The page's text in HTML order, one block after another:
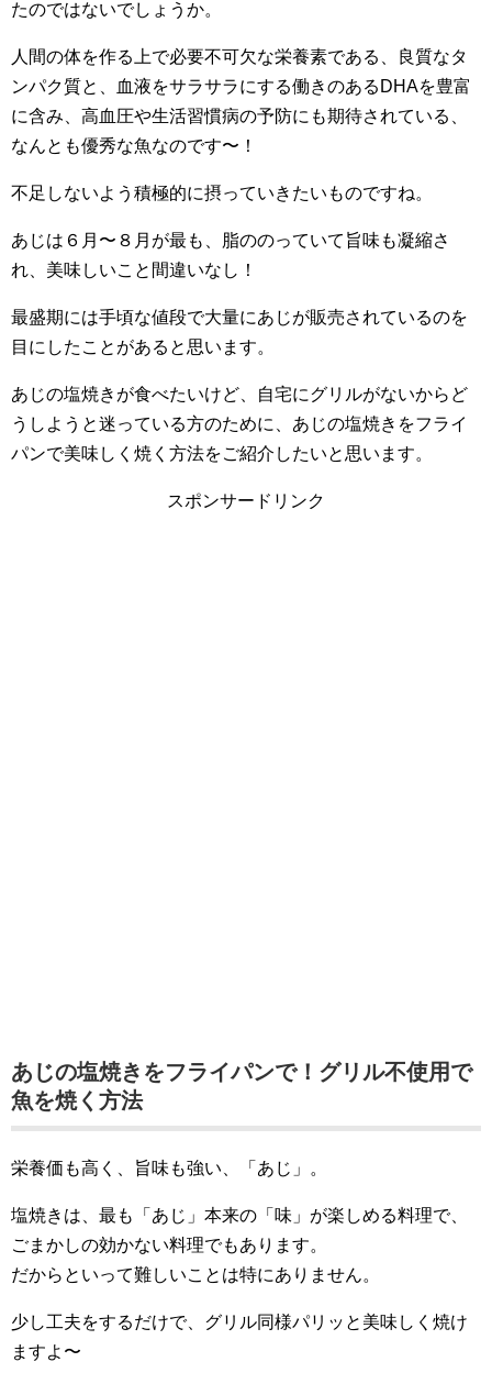
たのではないでしょうか。
人間の体を作る上で必要不可欠な栄養素である、良質なタ
ンパク質と、血液をサラサラにする働きのあるDHAを豊富
に含み、高血圧や生活習慣病の予防にも期待されている、
なんとも優秀な魚なのです〜！
不足しないよう積極的に摂っていきたいものですね。
あじは６月〜８月が最も、脂ののっていて旨味も凝縮さ
れ、美味しいこと間違いなし！
最盛期には手頃な値段で大量にあじが販売されているのを
目にしたことがあると思います。
あじの塩焼きが食べたいけど、自宅にグリルがないからど
うしようと迷っている方のために、あじの塩焼きをフライ
パンで美味しく焼く方法をご紹介したいと思います。
スポンサードリンク
あじの塩焼きをフライパンで！グリル不使用で
魚を焼く方法
栄養価も高く、旨味も強い、「あじ」。
塩焼きは、最も「あじ」本来の「味」が楽しめる料理で、
ごまかしの効かない料理でもあります。
だからといって難しいことは特にありません。
少し工夫をするだけで、グリル同様パリッと美味しく焼け
ますよ〜